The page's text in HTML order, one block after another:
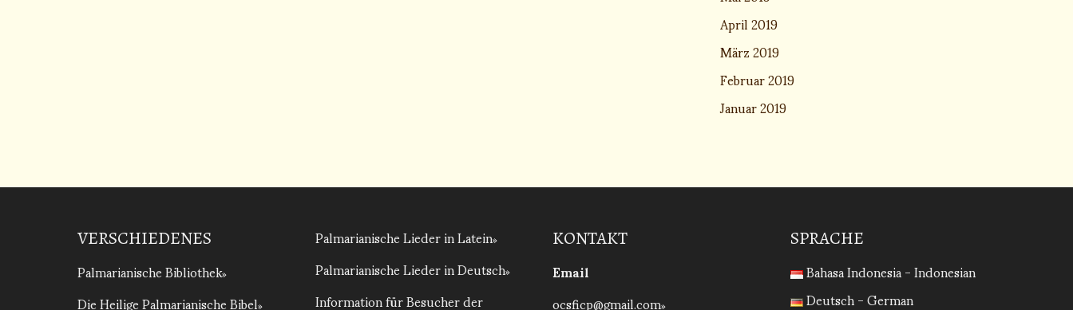
April 2019
März 2019
Februar 2019
Januar 2019
VERSCHIEDENES
Palmarianische Bibliothek
Palmarianische Lieder in Latein
Palmarianische Lieder in Deutsch
Information für Besucher der
KONTAKT
Email
SPRACHE
Bahasa Indonesia - Indonesian
Deutsch - German